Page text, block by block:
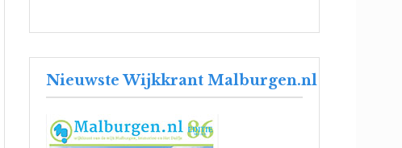
Nieuwste Wijkkrant Malburgen.nl